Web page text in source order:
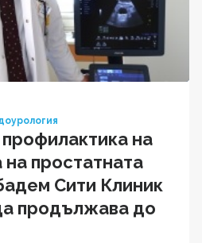
на
на простатната
Сити Клиник
продължава до